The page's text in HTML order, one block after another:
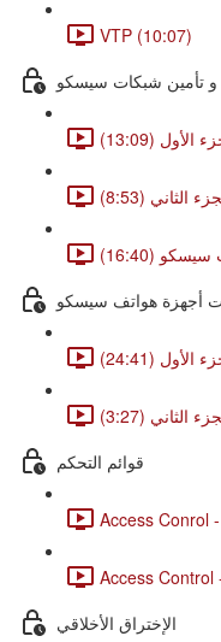
VTP (10:07)
و تأمين شبكات سيسكو
(13:09)
الثاني (8:53)
(16:40)
أجهزة هواتف سيسكو
(24:41)
(3:27)
قوائم التحكم
Access Conrol
Access Control
الإختراق الأخلاقي